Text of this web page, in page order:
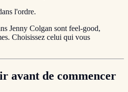
l'ordre.
Jenny Colgan sont feel-good,
Choisissez celui qui vous
avant de commencer